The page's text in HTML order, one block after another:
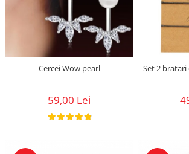
Cercei Wow pearl
59,00 Lei
Set 2 bratari